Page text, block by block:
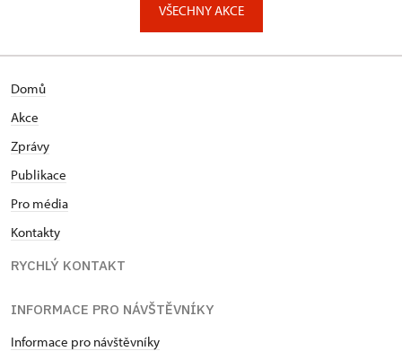
VŠECHNY AKCE
Domů
Akce
Zprávy
Publikace
Pro média
Kontakty
RYCHLÝ KONTAKT
INFORMACE PRO NÁVŠTĚVNÍKY
Informace pro návštěvníky